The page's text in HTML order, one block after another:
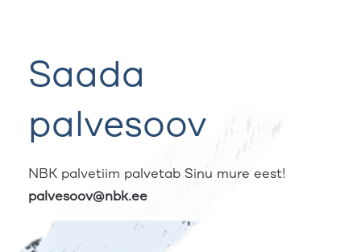
Saada
palvesoov
NBK palvetiim palvetab Sinu mure eest!
palvesoov@nbk.ee